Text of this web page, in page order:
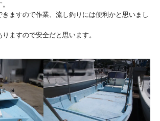
ますので作業、流し釣りには便利かと思いまし
ますので安全だと思います。